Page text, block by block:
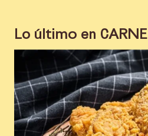
Lo último en CARNE